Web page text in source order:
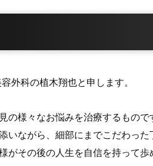
外科の植木翔也と申します。
の様々なお悩みを治療するもので
いながら、細部にまでこだわった
がその後の人生を自信を持って